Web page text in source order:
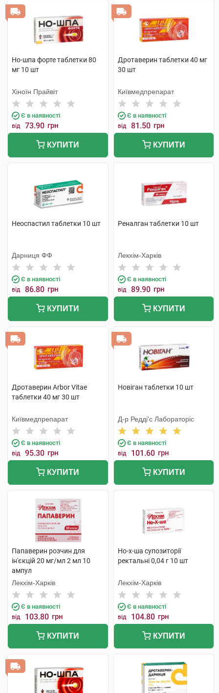
Но-шпа форте таблетки 80
мг 10 шт
Хіноїн Прайвіт
Є в наявності
від 73.90 грн
КУПИТИ
Дротаверин таблетки 40 мг
30 шт
Київмедпрепарат
Є в наявності
від 81.50 грн
КУПИТИ
Неоспастил таблетки 10 шт
Дарниця ФФ
Є в наявності
від 86.80 грн
КУПИТИ
Реналган таблетки 10 шт
Лекхім-Харків
Є в наявності
від 89.90 грн
КУПИТИ
Дротаверин Arbor Vitae
таблетки 40 мг 30 шт
Київмедпрепарат
Є в наявності
від 95.30 грн
КУПИТИ
Новіган таблетки 10 шт
Д-р Редді'с Лабораторіс
Є в наявності
від 101.60 грн
КУПИТИ
Папаверин розчин для
ін'єкцій 20 мг/мл 2 мл 10
ампул
Лекхім-Харків
Є в наявності
від 103.80 грн
КУПИТИ
Но-х-ша супозиторії
ректальні 0,04 г 10 шт
Лекхім-Харків
Є в наявності
від 104.80 грн
КУПИТИ